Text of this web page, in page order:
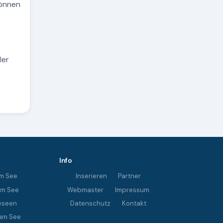
See
See
See
Info
Inserieren
Partner
Webmaster
Impressum
Datenschutz
Kontakt